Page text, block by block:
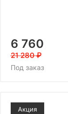
6 760
21 280
Под заказ
Акция